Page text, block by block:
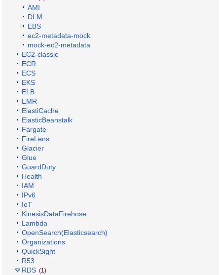
AMI
DLM
EBS
ec2-metadata-mock
mock-ec2-metadata
EC2-classic
ECR
ECS
EKS
ELB
EMR
ElastiCache
ElasticBeanstalk
Fargate
FireLens
Glacier
Glue
GuardDuty
Health
IAM
IPv6
IoT
KinesisDataFirehose
Lambda
OpenSearch(Elasticsearch)
Organizations
QuickSight
R53
RDS (1)